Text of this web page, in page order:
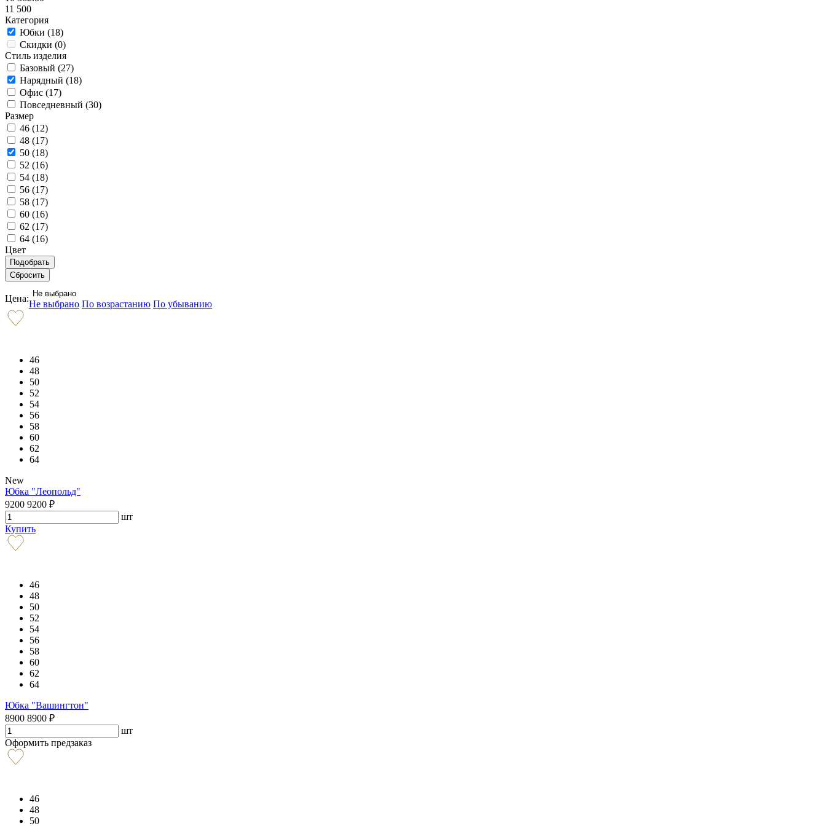
11 500
Категория
Юбки (18)
Скидки (0)
Стиль изделия
Базовый (27)
Нарядный (18)
Офис (17)
Повседневный (30)
Размер
46 (12)
48 (17)
50 (18)
52 (16)
54 (18)
56 (17)
58 (17)
60 (16)
62 (17)
64 (16)
Цвет
Цена: Не выбрано
Не выбрано По возрастанию По убыванию
46
48
50
52
54
56
58
60
62
64
New
Юбка "Леопольд"
9200 9200 ₽
шт
Купить
46
48
50
52
54
56
58
60
62
64
Юбка "Вашингтон"
8900 8900 ₽
шт
Оформить предзаказ
46
48
50